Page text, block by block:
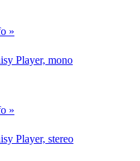
»
Player, mono
»
Player, stereo